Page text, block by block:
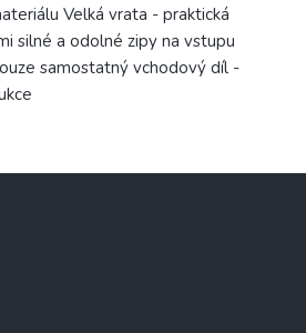
Velká vrata - praktická
silné a odolné zipy na vstupu
samostatný vchodový díl -